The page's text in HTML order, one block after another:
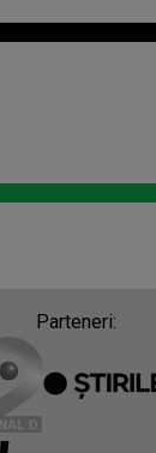
Parteneri: